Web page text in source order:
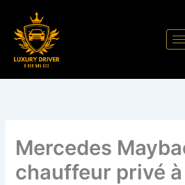
contenu
Mercedes
chauffeur privé